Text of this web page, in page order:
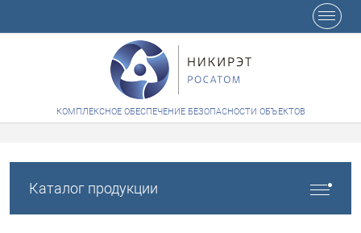
КОМПЛЕКСНОЕ ОБЕСПЕЧЕНИЕ БЕЗОПАСНОСТИ ОБЪЕКТОВ
Каталог продукции